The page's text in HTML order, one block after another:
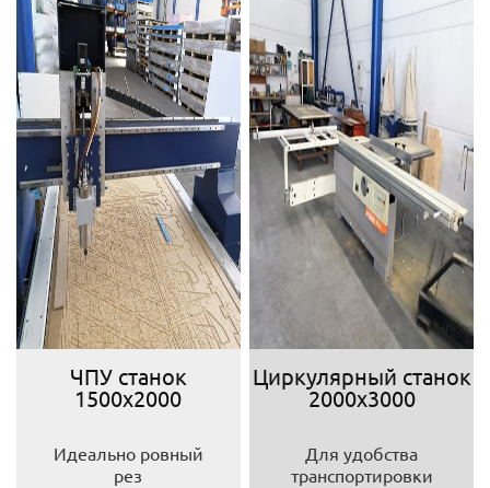
ЧПУ станок
1500х2000
Идеально ровный
рез
Циркулярный станок
2000х3000
Для удобства
транспортировки